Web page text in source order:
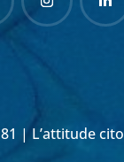
| L’attitude